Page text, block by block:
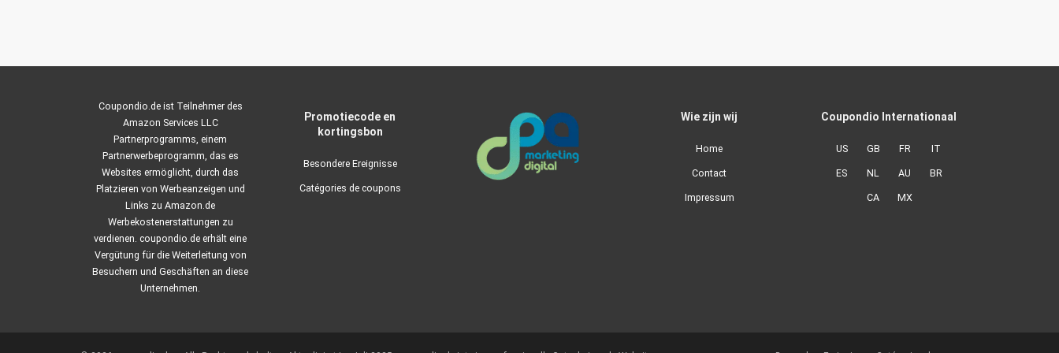
Coupondio.de ist Teilnehmer des
Amazon Services LLC
Partnerprogramms, einem
Partnerwerbeprogramm, das es
Websites ermöglicht, durch das
Platzieren von Werbeanzeigen und
Links zu Amazon.de
Werbekostenerstattungen zu
verdienen. coupondio.de erhält eine
Vergütung für die Weiterleitung von
Besuchern und Geschäften an diese
Unternehmen.
Promotiecode en
kortingsbon
Besondere Ereignisse
Catégories de coupons
Wie zijn wij
Home
Contact
Impressum
Coupondio Internationaal
US GB FR IT
ES NL AU BR
CA MX